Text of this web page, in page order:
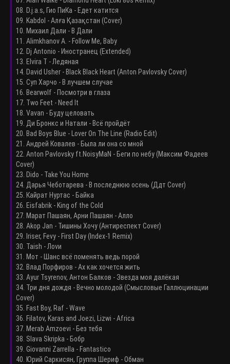
08. D.j.a.s, Гио ПиКа - Едет катится
09. Kabdol - Алға Қазақстан (Cover)
10. Михаил Дали - В Дали
11. Alimkhanov A. - Follow Me, Baby
12. Dj Antonio - Иностранец (Extended)
13. Elvira T - Ледяная
14. David Usher - Black Black Heart (Anton Pavlovsky Cover)
15. Суп Харчо - В лучшем случае
16. Bearwolf - Посмотри в глаза
17. Two Feet - Need It
18. Vavan - Буду целовать
19. Ди Бронкс и Натали - Всё пройдёт
20. Bad Boys Blue - Lover On The Line (Radio Edit)
21. Андрей Ковалев - Была ли она со мной
22. Anton Pavlovsky ft.NoisyMaN - Беги по небу (Максим Фадеев
Cover)
23. Dido - Take You Home
24. Дарья Чеботарева - В последнюю осень (Ддт Cover)
25. Кайрат Нуртас - Байка
26. Eisfabrik - King of the Cold
27. Марат Пашаян, Арни Пашаян - Алло
28. Akop Jan - Тишины Хочу (Антиреспект Cover)
29. Iriser, Fevy - First Day (Index-1 Remix)
30. Taish - Лovи
31. Мот - Шанс всё поменять ведь порой
32. Влад Порфиров - Ах как хочется жить
33. Ayur Tsyrenov, Антон Балков - Звезда моя далёкая
34. Три дня дождя - Вечно молодой (Смысловые Галлюцинации
Cover)
35. Fast Boy, Raf - Wave
36. Filatov, Karas and Joezi, Lizwi - Africa
37. Merab Amzoevi - Без тебя
38. Slava Skripka - Бобр
39. Giovanni Zarrella - Fantastico
40. Юрий Саркисян, Группа Шериф - Обман